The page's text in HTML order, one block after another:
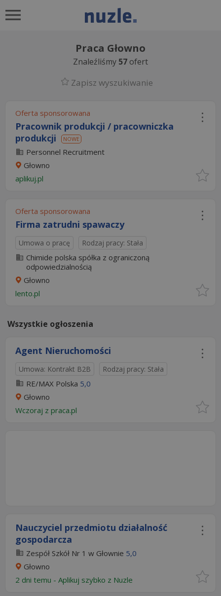
Praca Głowno
Znaleźliśmy 57 ofert
Zapisz wyszukiwanie
Oferta sponsorowana
Pracownik produkcji / pracowniczka
produkcji
NOWE
Personnel Recruitment
Głowno
aplikuj.pl
Oferta sponsorowana
Firma zatrudni spawaczy
Umowa o pracę Rodzaj pracy: Stała
Chimide polska spółka z ograniczoną
odpowiedzialnością
Głowno
lento.pl
Wszystkie ogłoszenia
Agent Nieruchomości
Umowa: Kontrakt B2B Rodzaj pracy: Stała
RE/MAX Polska 5,0
Głowno
Wczoraj z praca.pl
Nauczyciel przedmiotu działalność
gospodarcza
Zespół Szkół Nr 1 w Głownie 5,0
Głowno
2 dni temu - Aplikuj szybko z Nuzle